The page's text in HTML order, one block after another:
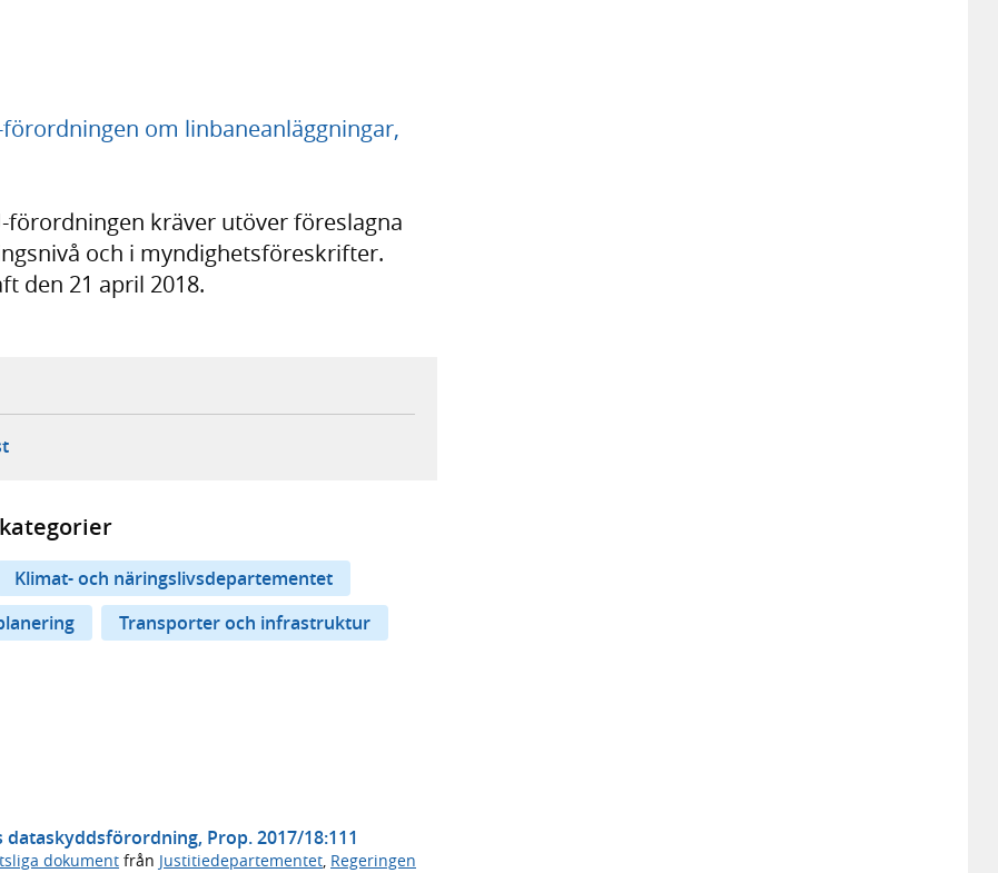
om linbaneanläggningar,
förordningen kräver utöver föreslagna
och i myndighetsföreskrifter.
den 21 april 2018.
webbplats,
flik, extern webbplats,
- öppnar din e-postklient,
Klimat- och näringslivsdepartementet
Transporter och infrastruktur
Prop. 2017/18:111
dokument från Justitiedepartementet, Regeringen